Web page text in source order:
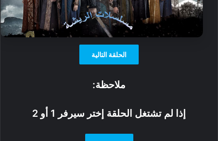
الحلقة التالية
ملاحظة:
إذا لم تشتغل الحلقة إختر سيرفر 1 أو 2